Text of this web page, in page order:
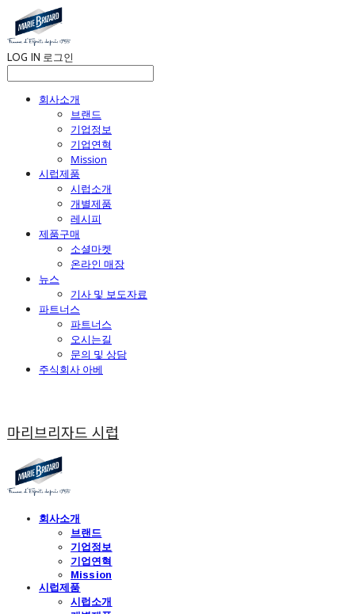
LOG IN 로그인
회사소개
브랜드
기업정보
기업연혁
Mission
시럽제품
시럽소개
개별제품
레시피
제품구매
소셜마켓
온라인 매장
뉴스
기사 및 보도자료
파트너스
파트너스
오시는길
문의 및 상담
주식회사 아베
마리브리자드 시럽
회사소개
브랜드
기업정보
기업연혁
Mission
시럽제품
시럽소개